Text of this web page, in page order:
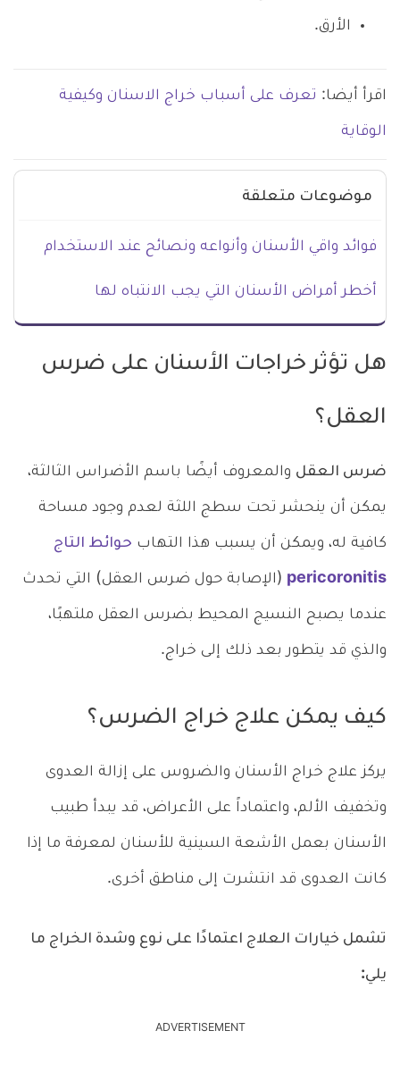
الأرق.
اقرأ أيضا: تعرف على أسباب خراج الاسنان وكيفية
الوقاية
موضوعات متعلقة
فوائد واقي الأسنان وأنواعه ونصائح عند الاستخدام
أخطر أمراض الأسنان التي يجب الانتباه لها
هل تؤثر خراجات الأسنان على ضرس
العقل؟
ضرس العقل والمعروف أيضًا باسم الأضراس الثالثة،
يمكن أن ينحشر تحت سطج اللثة لعدم وجود مساحة
كافية له، ويمكن أن يسبب هذا التهاب حوائط التاج
pericoronitis (الإصابة حول ضرس العقل) التي تحدث
عندما يصبح النسيج المحيط بضرس العقل ملتهبًا،
والذي قد يتطور بعد ذلك إلى خراج.
كيف يمكن علاج خراج الضرس؟
يركز علاج خراج الأسنان والضروس على إزالة العدوى
وتخفيف الألم، واعتماداً على الأعراض، قد يبدأ طبيب
الأسنان بعمل الأشعة السينية للأسنان لمعرفة ما إذا
كانت العدوى قد انتشرت إلى مناطق أخرى.
تشمل خيارات العلاج اعتمادًا على نوع وشدة الخراج ما
يلي:
ADVERTISEMENT